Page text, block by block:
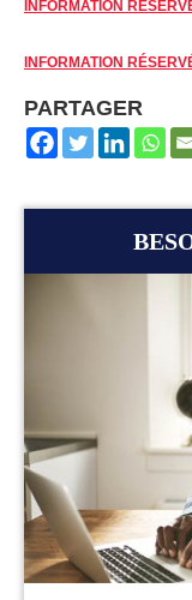
INFORMATION
INFORMATION
PARTAGER